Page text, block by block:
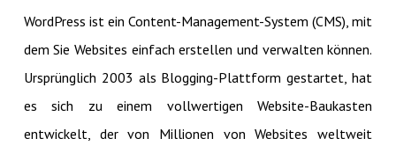
WordPress ist ein Content-Management-System (CMS), mit
dem Sie Websites einfach erstellen und verwalten können.
Ursprünglich 2003 als Blogging-Plattform gestartet, hat
es sich zu einem vollwertigen Website-Baukasten
entwickelt, der von Millionen von Websites weltweit